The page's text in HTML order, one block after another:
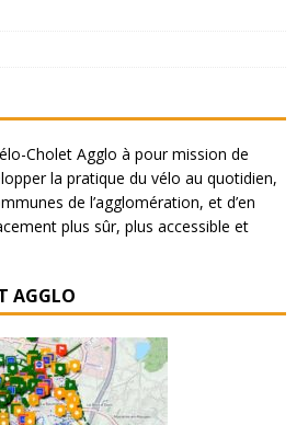
Cholet Agglo à pour mission de
la pratique du vélo au quotidien,
de l’agglomération, et d’en
plus sûr, plus accessible et
AGGLO